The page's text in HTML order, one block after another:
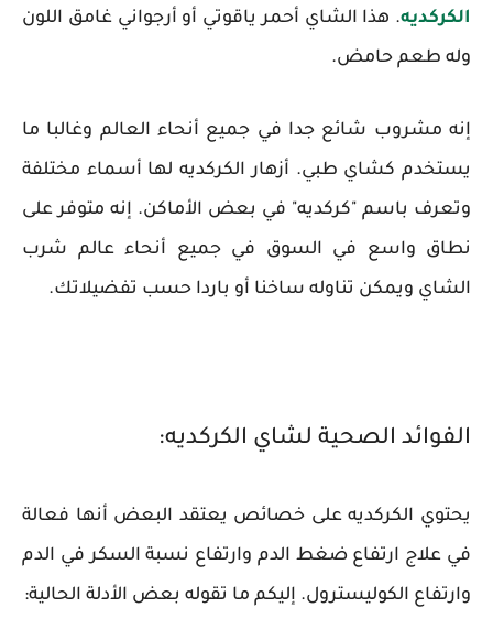
الكركديه. هذا الشاي أحمر ياقوتي أو أرجواني غامق اللون
وله طعم حامض.
إنه مشروب شائع جدا في جميع أنحاء العالم وغالبا ما
يستخدم كشاي طبي. أزهار الكركديه لها أسماء مختلفة
وتعرف باسم "كركديه" في بعض الأماكن. إنه متوفر على
نطاق واسع في السوق في جميع أنحاء عالم شرب
الشاي ويمكن تناوله ساخنا أو باردا حسب تفضيلاتك.
الفوائد الصحية لشاي الكركديه:
يحتوي الكركديه على خصائص يعتقد البعض أنها فعالة
في علاج ارتفاع ضغط الدم وارتفاع نسبة السكر في الدم
وارتفاع الكوليسترول. إليكم ما تقوله بعض الأدلة الحالية: